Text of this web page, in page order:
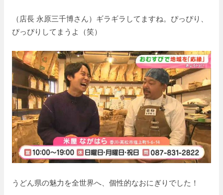
（店長 永原三千博さん）ギラギラしてますね。ぴっぴり、
ぴっぴりしてまうよ（笑）
うどん県の魅力を全世界へ、個性的なおにぎりでした！